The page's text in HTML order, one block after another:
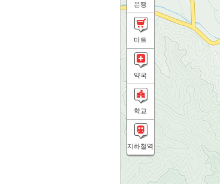
은행
마트
약국
학교
지하철역